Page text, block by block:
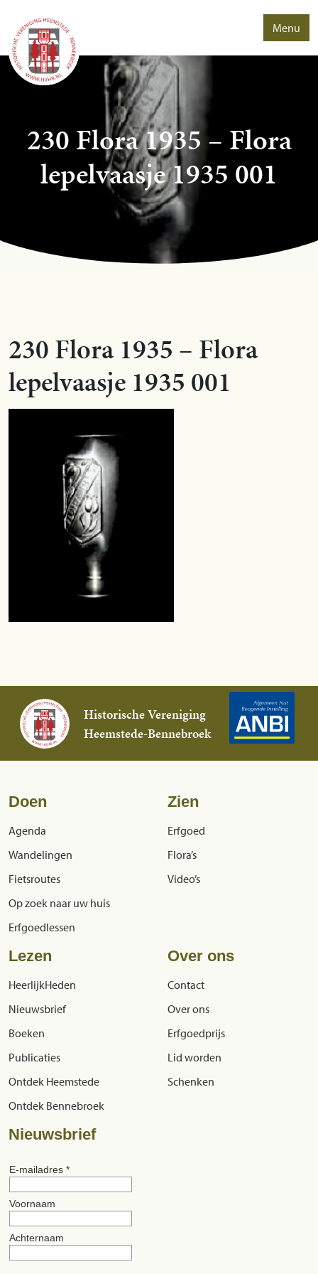
Menu
230 Flora 1935 – Flora
lepelvaasje 1935 001
230 Flora 1935 – Flora
lepelvaasje 1935 001
Historische Vereniging
Heemstede-Bennebroek
Doen
Agenda
Wandelingen
Fietsroutes
Op zoek naar uw huis
Erfgoedlessen
Zien
Erfgoed
Flora’s
Video’s
Lezen
HeerlijkHeden
Nieuwsbrief
Boeken
Publicaties
Ontdek Heemstede
Ontdek Bennebroek
Over ons
Contact
Over ons
Erfgoedprijs
Lid worden
Schenken
Nieuwsbrief